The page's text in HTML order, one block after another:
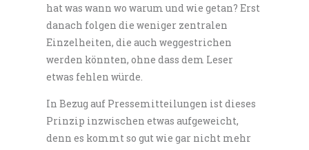
hat was wann wo warum und wie getan? Erst
danach folgen die weniger zentralen
Einzelheiten, die auch weggestrichen
werden könnten, ohne dass dem Leser
etwas fehlen würde.
In Bezug auf Pressemitteilungen ist dieses
Prinzip inzwischen etwas aufgeweicht,
denn es kommt so gut wie gar nicht mehr